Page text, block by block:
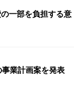
一部を負担する意
事業計画案を発表